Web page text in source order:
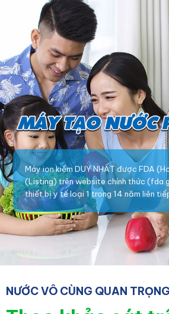
Máy ion kiềm DUY NHẤT được FDA
(Listing) trên website chính thức
thiết bị y tế loại 1 trong 14 năm liên
NƯỚC VÔ CÙNG QUAN